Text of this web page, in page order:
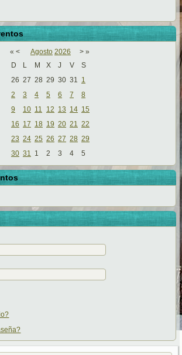
« < Agosto 2026 > »
D
L M X J V
S
26 27 28 29 30 31 1
2
3 4 5 6 7
8
9
10 11 12 13 14 15
16 17 18 19 20 21 22
23 24 25 26 27 28 29
30 31 1 2 3 4 5